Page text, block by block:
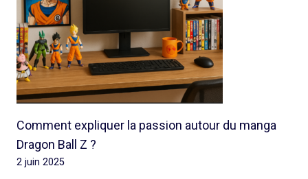
Comment expliquer la passion autour du manga
Dragon Ball Z ?
2 juin 2025